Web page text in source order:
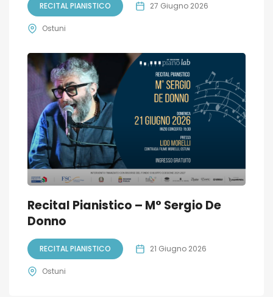
RECITAL PIANISTICO 27 Giugno 2026
Ostuni
Recital Pianistico – M° Sergio De
Donno
RECITAL PIANISTICO 21 Giugno 2026
Ostuni